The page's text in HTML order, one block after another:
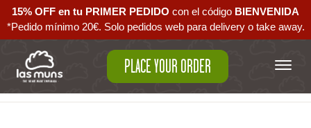
15% OFF en tu PRIMER PEDIDO con el código ‪ BIENVENIDA‬
*Pedido mínimo 20€. Solo pedidos web para delivery o take away.
PLACE YOUR ORDER
Back to empanadas